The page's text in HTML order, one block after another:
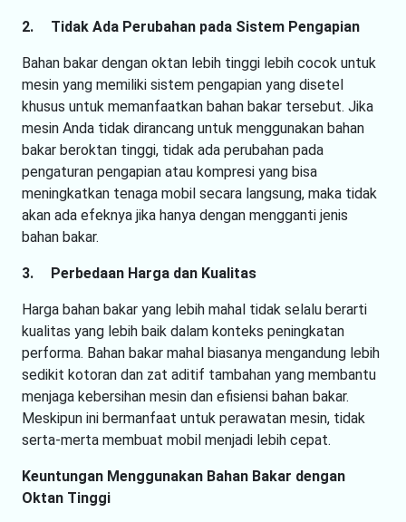
2. Tidak Ada Perubahan pada Sistem Pengapian
Bahan bakar dengan oktan lebih tinggi lebih cocok untuk
mesin yang memiliki sistem pengapian yang disetel
khusus untuk memanfaatkan bahan bakar tersebut. Jika
mesin Anda tidak dirancang untuk menggunakan bahan
bakar beroktan tinggi, tidak ada perubahan pada
pengaturan pengapian atau kompresi yang bisa
meningkatkan tenaga mobil secara langsung, maka tidak
akan ada efeknya jika hanya dengan mengganti jenis
bahan bakar.
3. Perbedaan Harga dan Kualitas
Harga bahan bakar yang lebih mahal tidak selalu berarti
kualitas yang lebih baik dalam konteks peningkatan
performa. Bahan bakar mahal biasanya mengandung lebih
sedikit kotoran dan zat aditif tambahan yang membantu
menjaga kebersihan mesin dan efisiensi bahan bakar.
Meskipun ini bermanfaat untuk perawatan mesin, tidak
serta-merta membuat mobil menjadi lebih cepat.
Keuntungan Menggunakan Bahan Bakar dengan
Oktan Tinggi